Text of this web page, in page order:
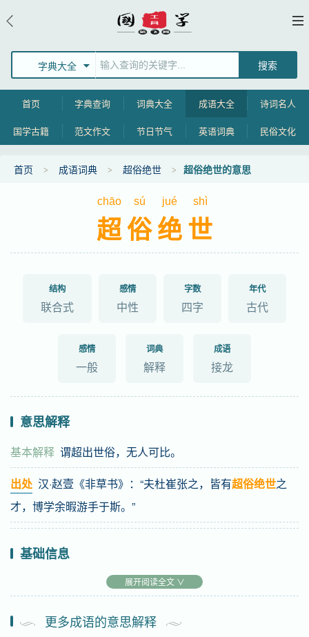
字典大全
首页 字典查询 词典大全 成语大全 诗词名人
国学古籍 范文作文 节日节气 英语词典 民俗文化
首页 成语词典 超俗绝世 超俗绝世的意思
chāo sú jué shì
超俗绝世
结构
联合式
感情
中性
字数
四字
年代
古代
感情
一般
词典
解释
成语
接龙
意思解释
基本解释 谓超出世俗，无人可比。
出处 汉·赵壹《非草书》：“夫杜崔张之，皆有超俗绝世之
才，博学余暇游手于斯。”
基础信息
chāo sú jué shì
注音
ㄔㄠ ㄙㄨˊ ㄐㄩㄝˊ ㄕˋ
展开阅读全文 ∨
更多成语的意思解释